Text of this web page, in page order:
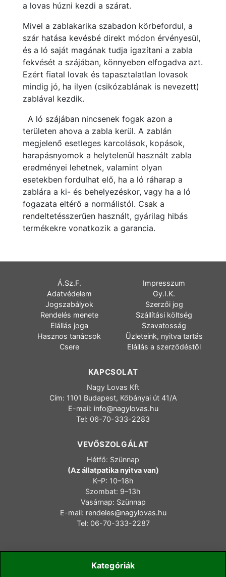
Kategóriák
a lovas húzni kezdi a szárat.
Mivel a zablakarika szabadon körbefordul, a
szár hatása kevésbé direkt módon érvényesül,
és a ló saját magának tudja igazítani a zabla
fekvését a szájában, könnyeben elfogadva azt.
Ezért fiatal lovak és tapasztalatlan lovasok
mindig jó, ha ilyen (csikózablának is nevezett)
zablával kezdik.
A ló szájában nincsenek fogak azon a
területen ahova a zabla kerül. A zablán
megjelenő esetleges karcolások, kopások,
harapásnyomok a helytelenül használt zabla
eredményei lehetnek, valamint olyan
esetekben fordulhat elő, ha a ló ráharap a
zablára a ki- és behelyezéskor, vagy ha a ló
fogazata eltérő a normálistól. Csak a
rendeltetésszerűen használt, gyárilag hibás
termékekre vonatkozik a garancia.
Á.Sz.F.
Impresszum
Adatvédelem
Gy.I.K.
Jogszabályok
Szerzői jog
Rendelés menete
Szállítási költség
Elállás joga
Szavatosság
Hasznos tanácsok
Üzleteink, nyitva tartás
Csere
Elállás a szerződéstől
KAPCSOLAT
Nagy Lovas Kft
Cím: 1101 Budapest, Kőbányai út 41/A
E-mail: info@nagylovas.hu
Tel: 06-70-333-2283
VEVŐSZOLGÁLAT
Hétfő: Szünnap
(Az állatpatika nyitva van)
K–P: 10–18h
Szombat: 9–13h
Vasárnap: Szünnap
E-mail: rendeles@nagylovas.hu
Tel: 06-70-333-2287
Copyright 2006-2025 nagylovas.hu – Minden jog fenntartva